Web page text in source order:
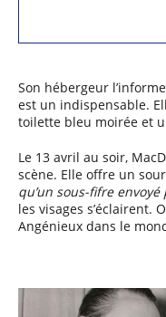
Son hébergeur
est un indispensable.
toilette bleu moirée et
Le 13 avril au soir,
scène. Elle offre un
qu’un sous-fifre
les visages s’éclairent.
Angénieux dans le